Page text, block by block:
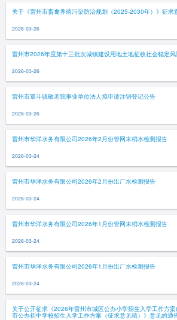
关于《雷州市畜禽养殖污染防治规划（2025-2030年）》征求
2026-03-26
雷州市2026年度第十三批次城镇建设用地土地征收社会稳定
2026-03-26
雷州市覃斗镇敬老院事业单位法人拟申请注销登记公告
2026-03-26
雷州市华洋水务有限公司2026年2月份管网末梢水检测报告
2026-03-24
雷州市华洋水务有限公司2026年2月份出厂水检测报告
2026-03-24
雷州市华洋水务有限公司2026年1月份管网末梢水检测报告
2026-03-24
雷州市华洋水务有限公司2026年1月份出厂水检测报告
2026-03-24
关于公开征求《2026年雷州市城区公办小学招生入学工作方
市公办初中学校招生入学工作方案（征求意见稿）》意见的通